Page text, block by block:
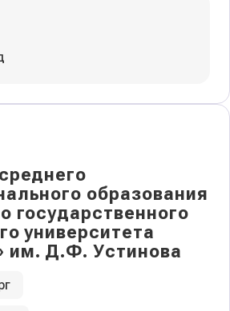
образования
государственного
университета
Д.Ф. Устинова